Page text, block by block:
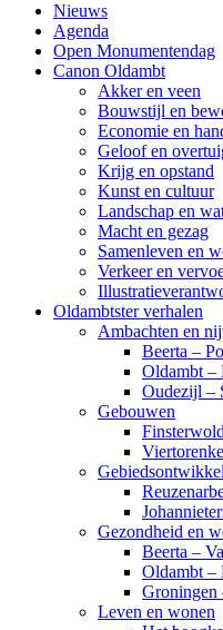
Nieuws
Agenda
Open Monumentendag
Canon Oldambt
Akker en veen
Bouwstijl en
Economie en
Geloof en
Krijg en opstand
Kunst en cultuur
Landschap en
Macht en gezag
Samenleven en
Verkeer en
Oldambtster verhalen
Ambachten en
Beerta –
Oldambt –
Oudezijl –
Gebouwen
Gezondheid en
Beerta –
Oldambt –
Groningen
Leven en wonen